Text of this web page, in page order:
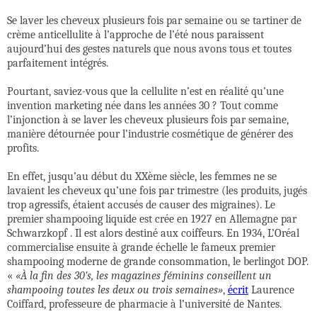
Se laver les cheveux plusieurs fois par semaine ou se tartiner de
crème anticellulite à l’approche de l’été nous paraissent
aujourd’hui des gestes naturels que nous avons tous et toutes
parfaitement intégrés.
Pourtant, saviez-vous que la cellulite n’est en réalité qu’une
invention marketing née dans les années 30 ? Tout comme
l’injonction à se laver les cheveux plusieurs fois par semaine,
manière détournée pour l’industrie cosmétique de générer des
profits.
En effet, jusqu’au début du XXème siècle, les femmes ne se
lavaient les cheveux qu’une fois par trimestre (les produits, jugés
trop agressifs, étaient accusés de causer des migraines). Le
premier shampooing liquide est crée en 1927 en Allemagne par
Schwarzkopf . Il est alors destiné aux coiffeurs. En 1934, L’Oréal
commercialise ensuite à grande échelle le fameux premier
shampooing moderne de grande consommation, le berlingot DOP.
« «À la fin des 30’s, les magazines féminins conseillent un
shampooing toutes les deux ou trois semaines», écrit Laurence
Coiffard, professeure de pharmacie à l’université de Nantes.